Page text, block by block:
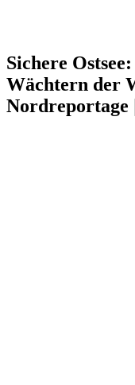
Sichere
Wächtern der
Nordreportage